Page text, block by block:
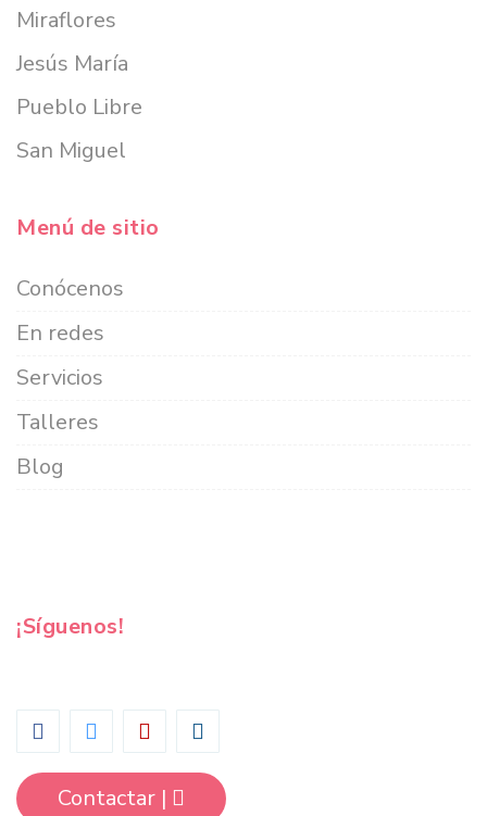
Miraflores
Jesús María
Pueblo Libre
San Miguel
Menú de sitio
Conócenos
En redes
Servicios
Talleres
Blog
¡Síguenos!
Contactar |